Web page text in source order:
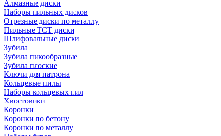
Алмазные диски
Наборы пильных дисков
Отрезные диски по металлу
Пильные TCT диски
Шлифовальные диски
Зубила
Зубила пикообразные
Зубила плоские
Ключи для патрона
Кольцевые пилы
Наборы кольцевых пил
Хвостовики
Коронки
Коронки по бетону
Коронки по металлу